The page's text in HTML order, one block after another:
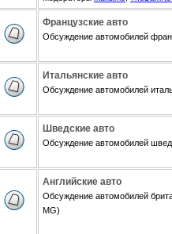
Французские авто
Обсуждение автомобилей
Итальянские авто
Обсуждение автомобилей
Шведские авто
Обсуждение автомобилей
Английские авто
Обсуждение автомобилей
MG)